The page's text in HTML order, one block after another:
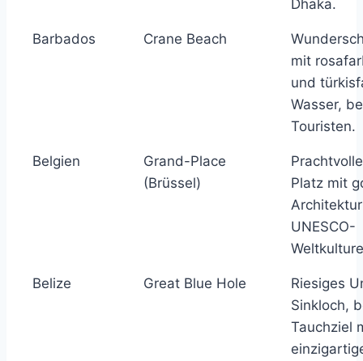
Dhaka.
Barbados Crane Beach
mit
und
Wasser,
Touristen.
Belgien
Grand-Place
(Brüssel)
Platz mit
UNESCO-
Belize Great Blue Hole
Riesiges
Sinkloch,
Tauchziel